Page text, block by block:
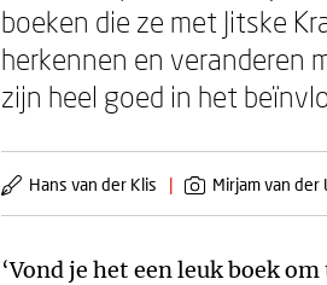
boeken die ze met Jitske
herkennen en veranderen
zijn heel goed in het
Hans van der Klis | Mirjam van der
‘Vond je het een leuk boek